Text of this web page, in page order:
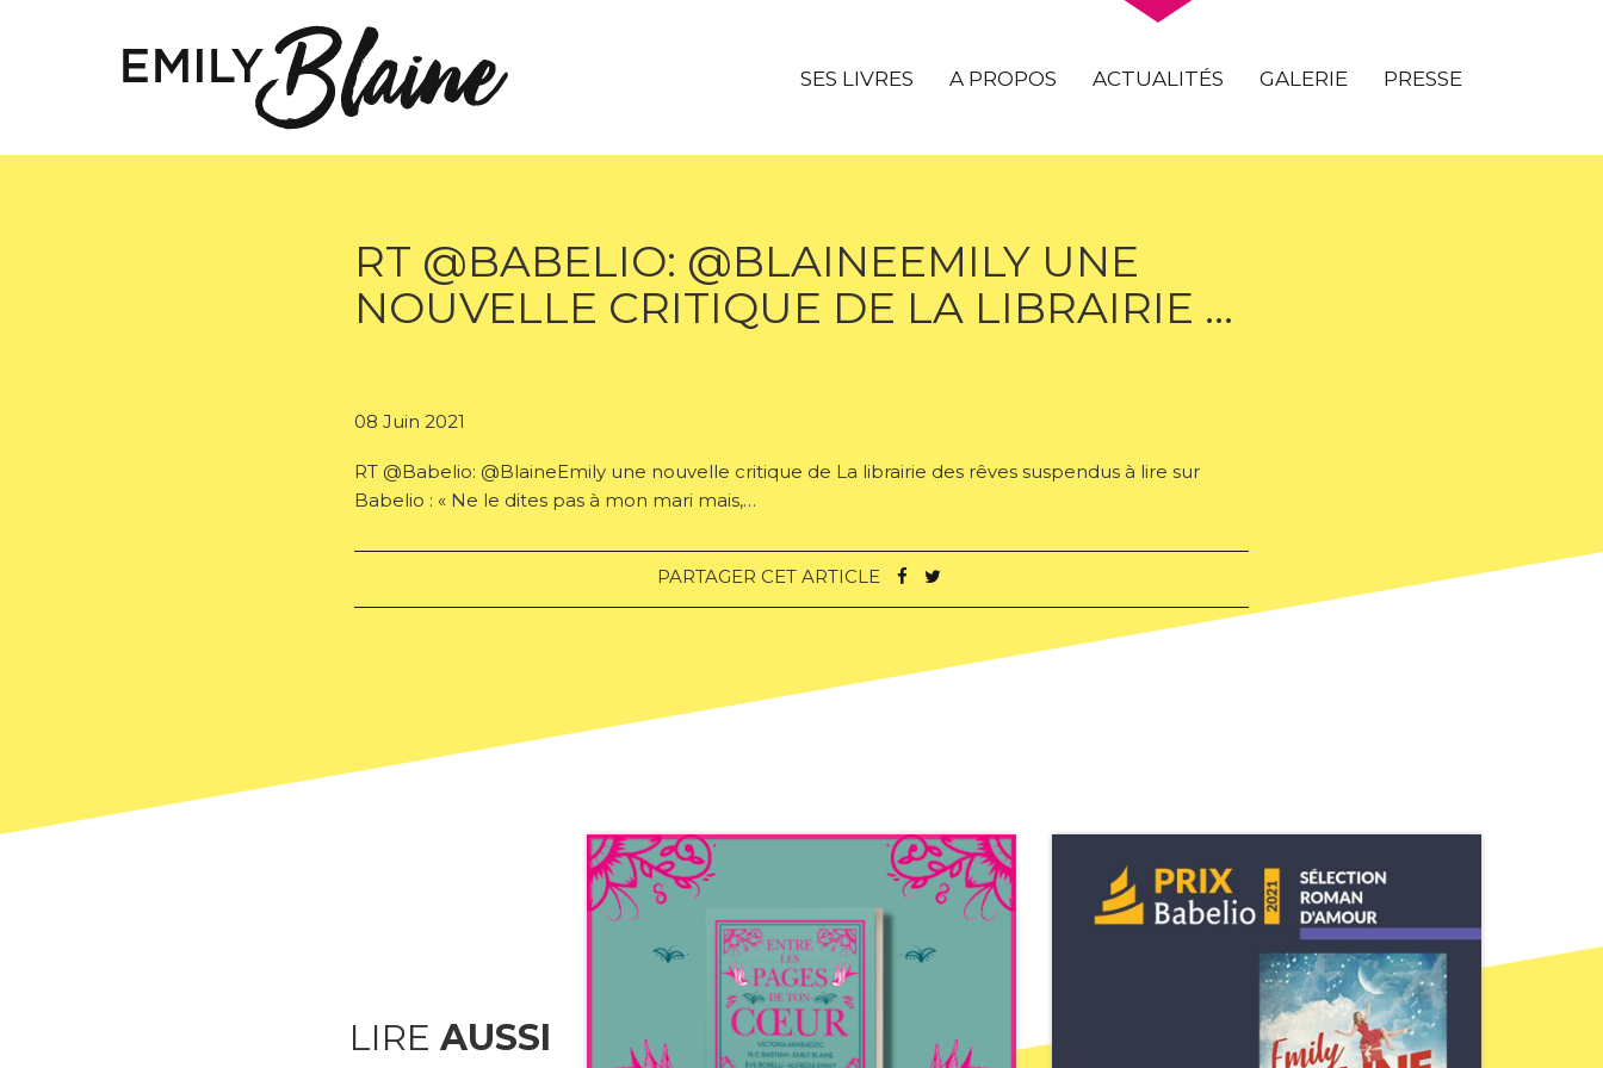
SES LIVRES A PROPOS ACTUALITÉS GALERIE PRESSE
RT @BABELIO: @BLAINEEMILY UNE
NOUVELLE CRITIQUE DE LA LIBRAIRIE …
08 Juin 2021
RT @Babelio: @BlaineEmily une nouvelle critique de La librairie des rêves suspendus à lire sur
Babelio : « Ne le dites pas à mon mari mais,…
PARTAGER CET ARTICLE
LIRE AUSSI